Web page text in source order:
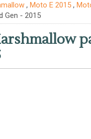
, Moto E 2015,
Gen - 2015